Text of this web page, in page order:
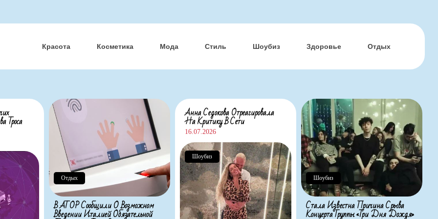
Красота Косметика Мода Стиль Шоубиз Здоровье Отдых
Троса
Отдых
В АТОР Сообщили О Возможном
Введении Италией Обязательной
Анна Седокова Отреагировала
На Критику В Сети
16.07.2026
Шоубиз
Шоубиз
Стала Известна Причина Срыва
Концерта Группы «Три Дня Дождя»